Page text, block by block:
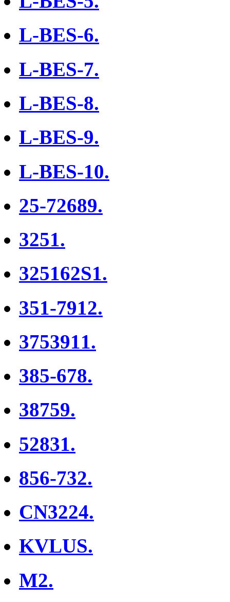
L-BES-6.
L-BES-7.
L-BES-8.
L-BES-9.
L-BES-10.
25-72689.
3251.
325162S1.
351-7912.
3753911.
385-678.
38759.
52831.
856-732.
CN3224.
KVLUS.
M2.